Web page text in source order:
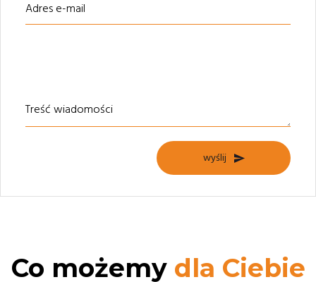
Adres e-mail
Treść wiadomości
wyślij
Co możemy dla Ciebie